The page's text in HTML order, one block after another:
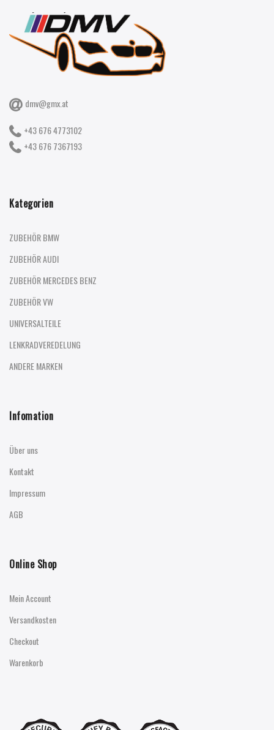
dmv@gmx.at
+43 676 4773102
+43 676 7367193
Kategorien
ZUBEHÖR BMW
ZUBEHÖR AUDI
ZUBEHÖR MERCEDES BENZ
ZUBEHÖR VW
UNIVERSALTEILE
LENKRADVEREDELUNG
ANDERE MARKEN
Infomation
Über uns
Kontakt
Impressum
AGB
Online Shop
Mein Account
Versandkosten
Checkout
Warenkorb